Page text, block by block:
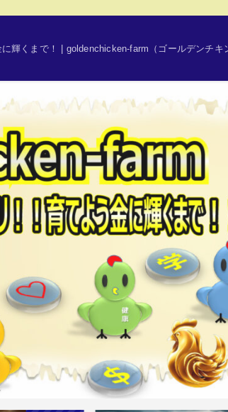
輝くまで！ | goldenchicken-farm（ゴールデンチキ